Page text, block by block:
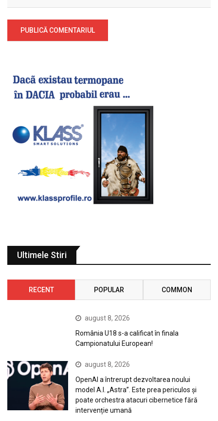
Ultimele Stiri
RECENT POPULAR COMMON
august 8, 2026
România U18 s-a calificat în finala
Campionatului European!
august 8, 2026
OpenAI a întrerupt dezvoltarea noului
model A.I. „Astra”. Este prea periculos și
poate orchestra atacuri cibernetice fără
intervenție umană